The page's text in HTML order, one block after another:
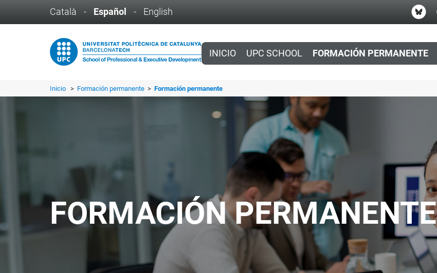
Català - Español - English
INICIO UPC SCHOOL FORMACIÓN PERMANENTE
Inicio > Formación permanente > Formación permanente
FORMACIÓN PERMANENTE